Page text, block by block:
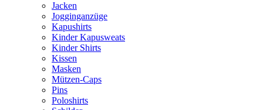
Jacken
Jogginganzüge
Kapushirts
Kinder Kapusweats
Kinder Shirts
Kissen
Masken
Mützen-Caps
Pins
Poloshirts